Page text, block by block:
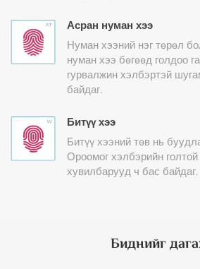
Асран нуман хээ
Нуман хээний нэг төрөл
нуман хээ бөгөөд голдоо
гурвалжин хэлбэртэй
байдаг.
Битүү хээ
Битүү хээний төв нь
Ороомог хэлбэрийн
хувилбарууд ч бас байдаг.
Биднийг